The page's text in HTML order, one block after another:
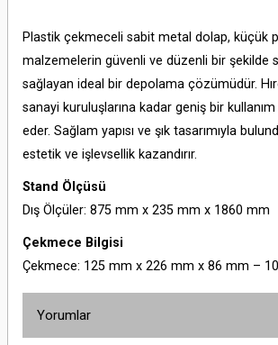
Plastik çekmeceli sabit metal dolap, küçük
malzemelerin güvenli ve düzenli bir şekilde
sağlayan ideal bir depolama çözümüdür.
sanayi kuruluşlarına kadar geniş bir
eder. Sağlam yapısı ve şık tasarımıyla
estetik ve işlevsellik kazandırır.
Stand Ölçüsü
Dış Ölçüler: 875 mm x 235 mm x 1860 mm
Çekmece Bilgisi
Çekmece: 125 mm x 226 mm x 86 mm –
Yorumlar